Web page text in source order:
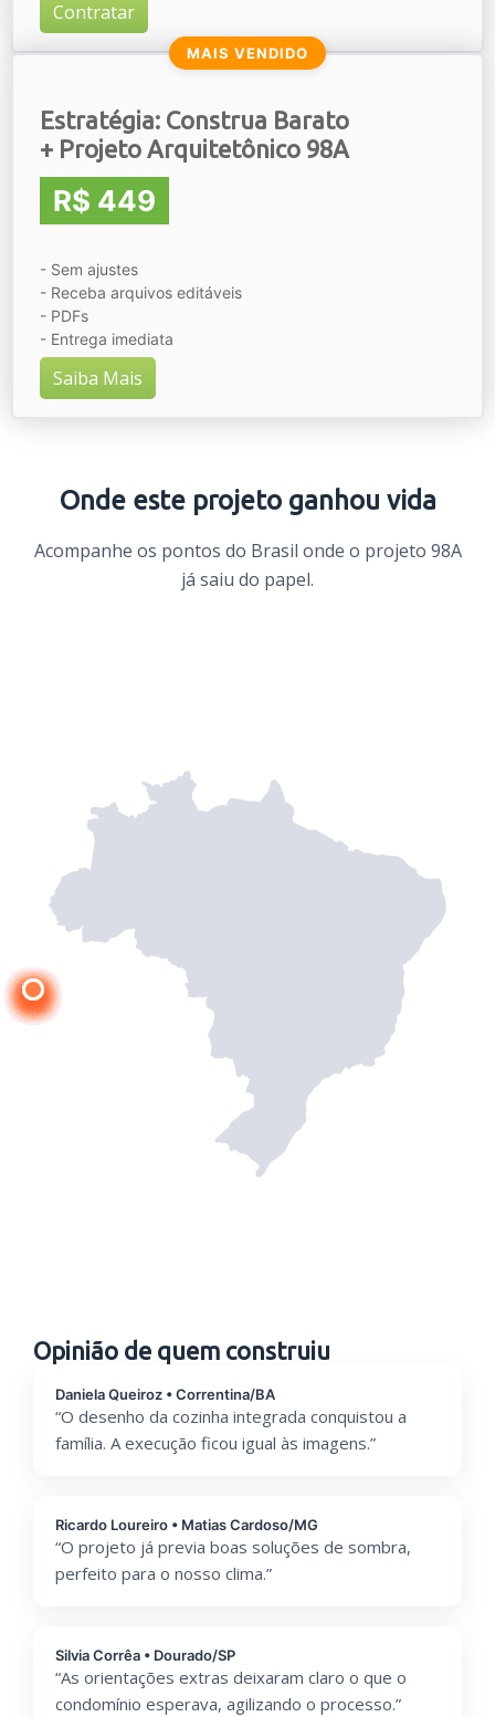
Contratar
MAIS VENDIDO
Estratégia: Construa Barato
+ Projeto Arquitetônico 98A
R$ 449
- Sem ajustes
- Receba arquivos editáveis
- PDFs
- Entrega imediata
Saiba Mais
Onde este projeto ganhou vida
Acompanhe os pontos do Brasil onde o projeto 98A
já saiu do papel.
Opinião de quem construiu
Daniela Queiroz • Correntina/BA
“O desenho da cozinha integrada conquistou a
família. A execução ficou igual às imagens.”
Ricardo Loureiro • Matias Cardoso/MG
“O projeto já previa boas soluções de sombra,
perfeito para o nosso clima.”
Silvia Corrêa • Dourado/SP
“As orientações extras deixaram claro o que o
condomínio esperava, agilizando o processo.”